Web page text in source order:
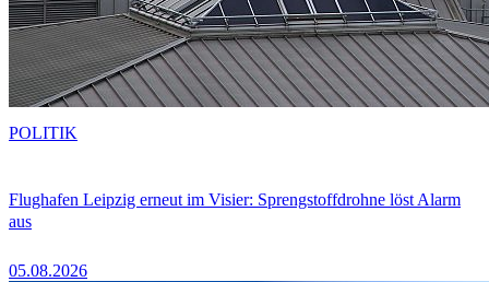
Flughafen Leipzig erneut im Visier: Sprengstoffdrohne löst Alarm
aus
05.08.2026
POLITIK